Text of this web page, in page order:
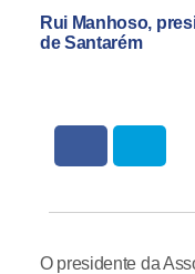
Rui Manhoso,
de Santarém
O presidente da